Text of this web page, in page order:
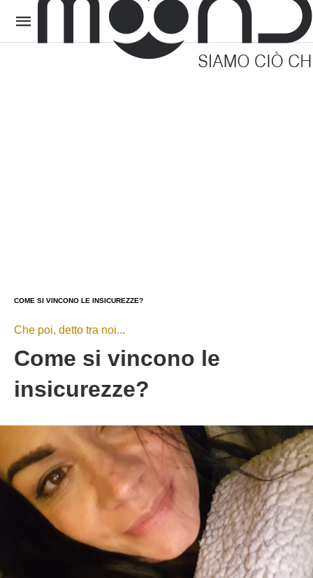
COME SI VINCONO LE INSICUREZZE?
Che poi, detto tra noi...
Come si vincono le
insicurezze?